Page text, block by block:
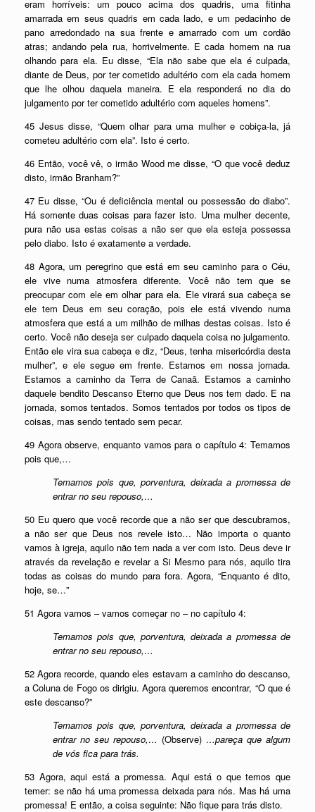
eram horríveis: um pouco acima dos quadris, uma fitinha
amarrada em seus quadris em cada lado, e um pedacinho de
pano arredondado na sua frente e amarrado com um cordão
atras; andando pela rua, horrivelmente. E cada homem na rua
olhando para ela. Eu disse, “Ela não sabe que ela é culpada,
diante de Deus, por ter cometido adultério com ela cada homem
que lhe olhou daquela maneira. E ela responderá no dia do
julgamento por ter cometido adultério com aqueles homens”.
45 Jesus disse, “Quem olhar para uma mulher e cobiça-la, já
cometeu adultério com ela”. Isto é certo.
46 Então, você vê, o irmão Wood me disse, “O que você deduz
disto, irmão Branham?”
47 Eu disse, “Ou é deficiência mental ou possessão do diabo”.
Há somente duas coisas para fazer isto. Uma mulher decente,
pura não usa estas coisas a não ser que ela esteja possessa
pelo diabo. Isto é exatamente a verdade.
48 Agora, um peregrino que está em seu caminho para o Céu,
ele vive numa atmosfera diferente. Você não tem que se
preocupar com ele em olhar para ela. Ele virará sua cabeça se
ele tem Deus em seu coração, pois ele está vivendo numa
atmosfera que está a um milhão de milhas destas coisas. Isto é
certo. Você não deseja ser culpado daquela coisa no julgamento.
Então ele vira sua cabeça e diz, “Deus, tenha misericórdia desta
mulher”, e ele segue em frente. Estamos em nossa jornada.
Estamos a caminho da Terra de Canaã. Estamos a caminho
daquele bendito Descanso Eterno que Deus nos tem dado. E na
jornada, somos tentados. Somos tentados por todos os tipos de
coisas, mas sendo tentado sem pecar.
49 Agora observe, enquanto vamos para o capítulo 4: Temamos
pois que,…
Temamos pois que, porventura, deixada a promessa de
entrar no seu repouso,…
50 Eu quero que você recorde que a não ser que descubramos,
a não ser que Deus nos revele isto… Não importa o quanto
vamos à igreja, aquilo não tem nada a ver com isto. Deus deve ir
através da revelação e revelar a Si Mesmo para nós, aquilo tira
todas as coisas do mundo para fora. Agora, “Enquanto é dito,
hoje, se…”
51 Agora vamos – vamos começar no – no capítulo 4:
Temamos pois que, porventura, deixada a promessa de
entrar no seu repouso,…
52 Agora recorde, quando eles estavam a caminho do descanso,
a Coluna de Fogo os dirigiu. Agora queremos encontrar, “O que é
este descanso?”
Temamos pois que, porventura, deixada a promessa de
entrar no seu repouso,… (Observe) …pareça que algum
de vós fica para trás.
53 Agora, aqui está a promessa. Aqui está o que temos que
temer: se não há uma promessa deixada para nós. Mas há uma
promessa! E então, a coisa seguinte: Não fique para trás disto.